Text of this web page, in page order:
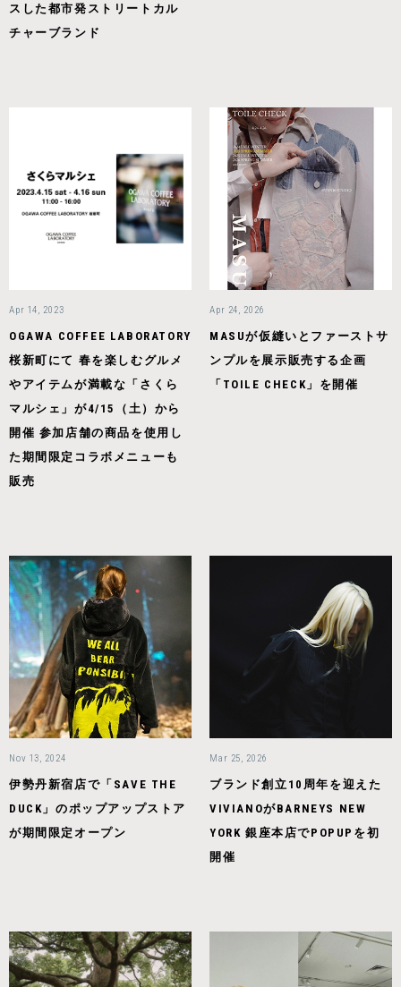
スした都市発ストリートカル
チャーブランド
Apr 14, 2023
OGAWA COFFEE LABORATORY
桜新町にて 春を楽しむグルメ
やアイテムが満載な「さくら
マルシェ」が4/15（土）から
開催 参加店舗の商品を使用し
た期間限定コラボメニューも
販売
Apr 24, 2026
MASUが仮縫いとファーストサ
ンプルを展示販売する企画
「TOILE CHECK」を開催
Nov 13, 2024
伊勢丹新宿店で「SAVE THE
DUCK」のポップアップストア
が期間限定オープン
Mar 25, 2026
ブランド創立10周年を迎えた
VIVIANOがBARNEYS NEW
YORK 銀座本店でPOPUPを初
開催